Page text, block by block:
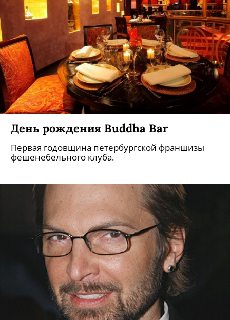
День рождения Buddha Bar
Первая годовщина петербургской франшизы
фешенебельного клуба.